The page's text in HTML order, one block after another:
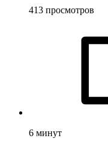
413 просмотров
6 минут